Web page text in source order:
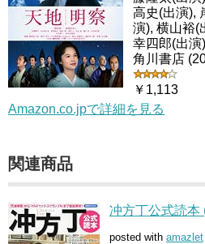
高史(出演),
演), 横山裕(
幸四郎(出演
角川書店
￥1,113
Amazon.co.jpで詳細を見る
関連商品
冲方丁公式読本
posted with amazlet